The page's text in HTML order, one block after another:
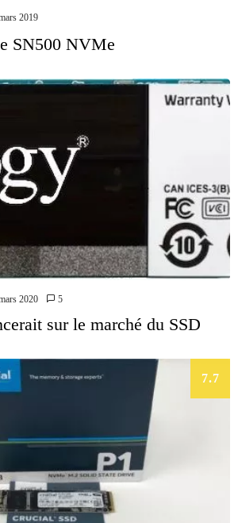
2019
SN500 NVMe
2020 5
sur le marché du SSD
7.7